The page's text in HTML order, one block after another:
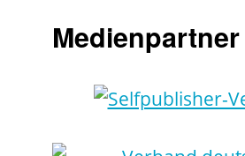
Medienpartner